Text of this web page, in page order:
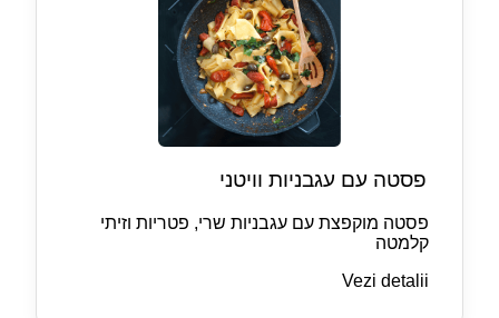
פסטה עם עגבניות וויטני
פסטה מוקפצת עם עגבניות שרי, פטריות וזיתי
קלמטה
Vezi detalii